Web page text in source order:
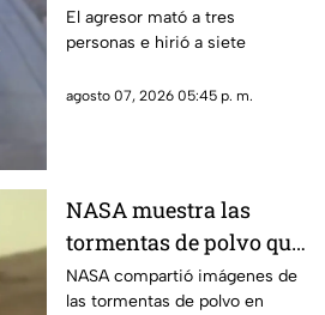
de seguridad del tiroteo
realizado en famosa
hamburguesas en
El agresor mató a tres
personas e hirió a siete
agosto 07, 2026 05:45 p. m.
NASA muestra las
tormentas de polvo que
cubren Marte
NASA compartió imágenes de
las tormentas de polvo en